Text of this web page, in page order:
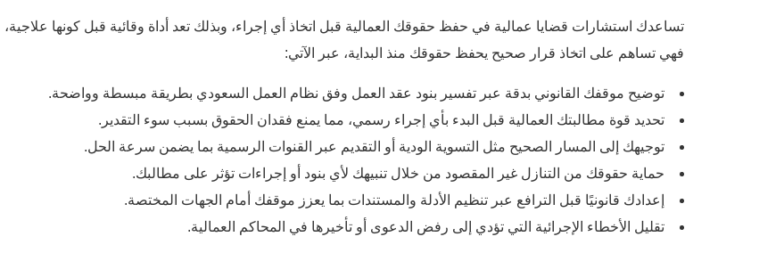
تساعدك استشارات قضايا عمالية في حفظ حقوقك العمالية قبل اتخاذ أي إجراء، وبذلك تعد أداة وقائية قبل كونها علاجية،
فهي تساهم على اتخاذ قرار صحيح يحفظ حقوقك منذ البداية، عبر الآتي:
توضيح موقفك القانوني بدقة عبر تفسير بنود عقد العمل وفق نظام العمل السعودي بطريقة مبسطة وواضحة.
تحديد قوة مطالبتك العمالية قبل البدء بأي إجراء رسمي، مما يمنع فقدان الحقوق بسبب سوء التقدير.
توجيهك إلى المسار الصحيح مثل التسوية الودية أو التقديم عبر القنوات الرسمية بما يضمن سرعة الحل.
حماية حقوقك من التنازل غير المقصود من خلال تنبيهك لأي بنود أو إجراءات تؤثر على مطالبك.
إعدادك قانونيًا قبل الترافع عبر تنظيم الأدلة والمستندات بما يعزز موقفك أمام الجهات المختصة.
تقليل الأخطاء الإجرائية التي تؤدي إلى رفض الدعوى أو تأخيرها في المحاكم العمالية.